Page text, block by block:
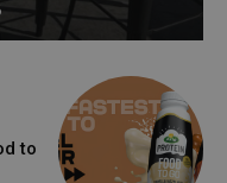
to